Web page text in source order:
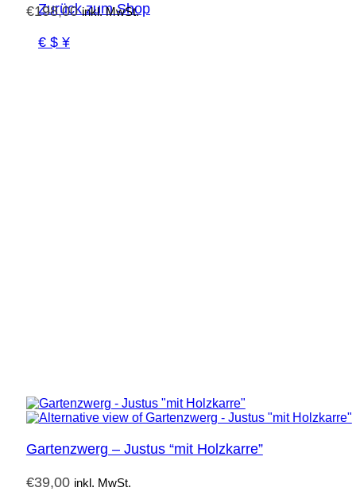
Zurück zum Shop
€ $ ¥
€198,00 inkl. MwSt.
Gartenzwerg – Justus “mit Holzkarre”
€39,00 inkl. MwSt.